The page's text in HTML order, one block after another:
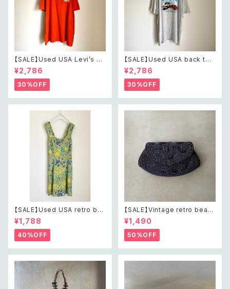
【SALE】Used USA Levi’s su
nrise design orange t shirt
レトロ アメリカ ユーズド 古着
リーバイス サンライズ デザイン
オレンジ Tシャツ XXL
¥2,786
30%OFF
【SALE】Used USA back to t
he 80s car design t shirt レ
トロ アメリカ ユーズド 古着 カ
ーデザイン ライトグレー Tシャ
ツ XXL
¥2,786
30%OFF
【SALE】Used USA retro bot
anical flower salopette sh
ort pants レトロ アメリカ ユー
ズド 古着 ライトグリーン ボタニ
カル フラワー サロペット ショー
トパンツ
¥1,788
40%OFF
【SALE】Vintage retro bead
s embroidery navy blue po
uch レトロ ヴィンテージ ホワイ
ト ビーズ刺繍 ネイビー 紺色 ポ
ーチ
¥1,490
50%OFF